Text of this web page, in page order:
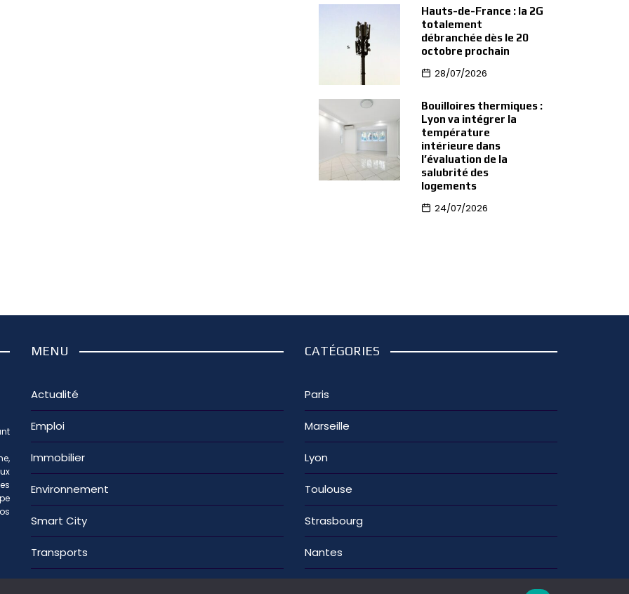
Hauts-de-France : la 2G
totalement
débranchée dès le 20
octobre prochain
28/07/2026
Bouilloires thermiques :
Lyon va intégrer la
température
intérieure dans
l’évaluation de la
salubrité des
logements
24/07/2026
MENU
Actualité
Emploi
Immobilier
Environnement
Smart City
Transports
CATÉGORIES
Paris
Marseille
Lyon
Toulouse
Strasbourg
Nantes